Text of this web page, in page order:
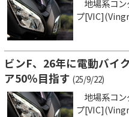
地場系コン
プ
ビンF、26年に電動バ
ア50％目指す (25/9/22)
地場系コン
プ